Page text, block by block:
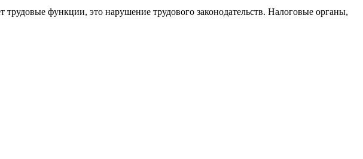
функции, это нарушение трудового законодательств. Налоговые органы,